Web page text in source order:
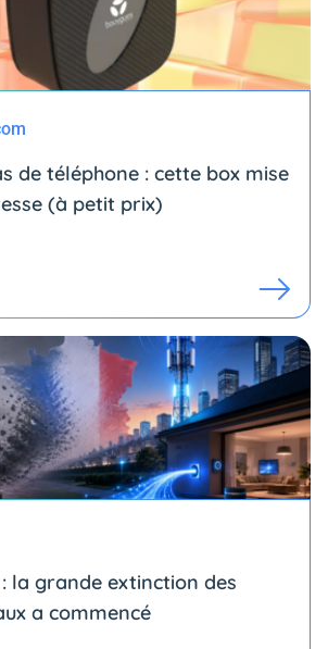
de téléphone : cette box mise
(à petit prix)
: la grande extinction des
a commencé